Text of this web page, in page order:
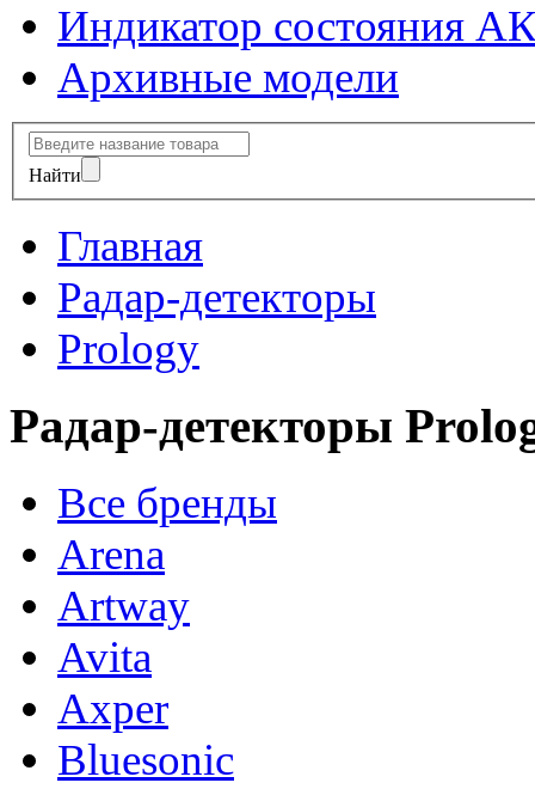
Индикатор состояния
Архивные модели
Найти
Главная
Радар-детекторы
Prology
Радар-детекторы
Все бренды
Arena
Artway
Avita
Axper
Bluesonic